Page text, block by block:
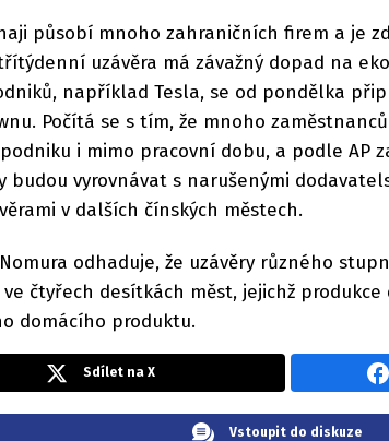
působí mnoho zahraničních firem a je
uzávěra má závažný dopad na
například Tesla, se od pondělka
Počítá se s tím, že mnoho
i mimo pracovní dobu, a podle AP
budou vyrovnávat s narušenými
v dalších čínských městech.
odhaduje, že uzávěry různého
ve čtyřech desítkách měst, jejichž
domácího produktu.
Sdílet na X
Vstoupit do diskuze